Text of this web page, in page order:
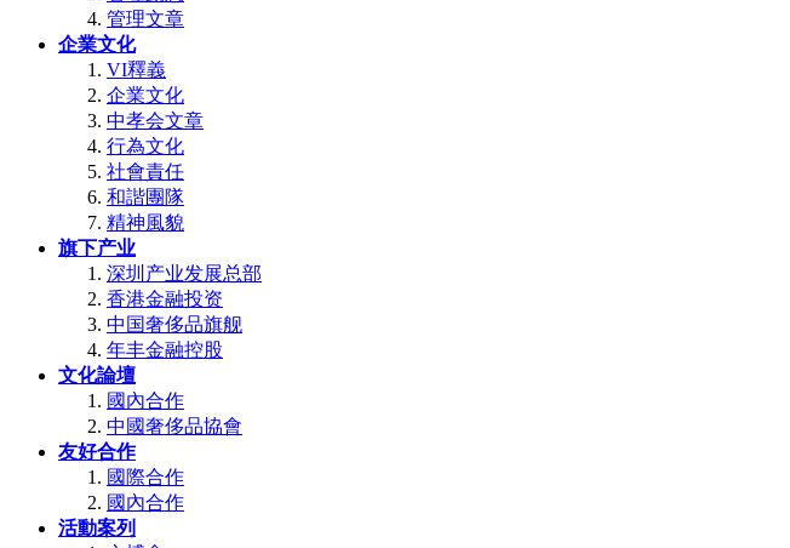
管理文章
企業文化
VI釋義
企業文化
中孝会文章
行為文化
社會責任
和諧團隊
精神風貌
旗下产业
深圳产业发展总部
香港金融投资
中国奢侈品旗舰
年丰金融控股
文化論壇
國內合作
中國奢侈品協會
友好合作
國際合作
國內合作
活動案列